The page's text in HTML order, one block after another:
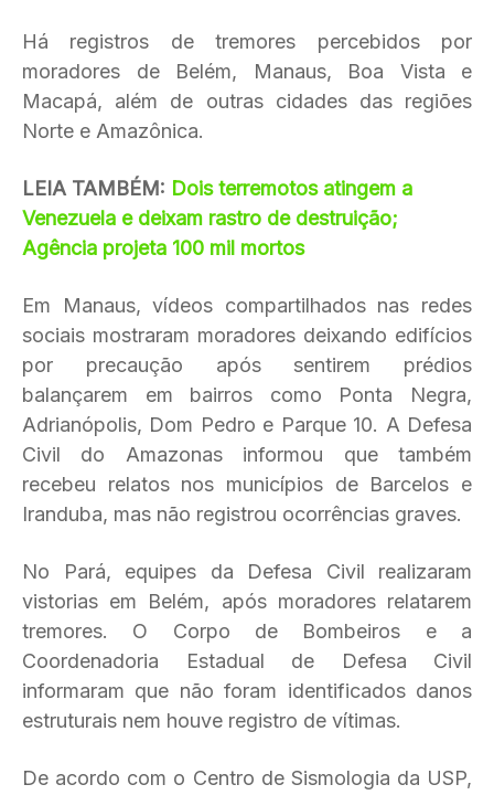
Há registros de tremores percebidos por
moradores de Belém, Manaus, Boa Vista e
Macapá, além de outras cidades das regiões
Norte e Amazônica.
LEIA TAMBÉM: Dois terremotos atingem a
Venezuela e deixam rastro de destruição;
Agência projeta 100 mil mortos
Em Manaus, vídeos compartilhados nas redes
sociais mostraram moradores deixando edifícios
por precaução após sentirem prédios
balançarem em bairros como Ponta Negra,
Adrianópolis, Dom Pedro e Parque 10. A Defesa
Civil do Amazonas informou que também
recebeu relatos nos municípios de Barcelos e
Iranduba, mas não registrou ocorrências graves.
No Pará, equipes da Defesa Civil realizaram
vistorias em Belém, após moradores relatarem
tremores. O Corpo de Bombeiros e a
Coordenadoria Estadual de Defesa Civil
informaram que não foram identificados danos
estruturais nem houve registro de vítimas.
De acordo com o Centro de Sismologia da USP,